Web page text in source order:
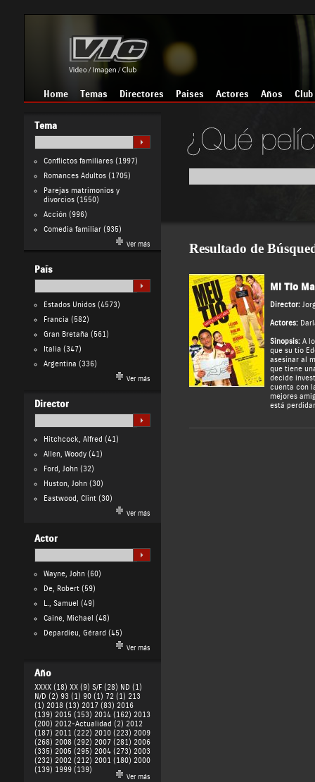
Home Temas Directores Países Actores Años Club
Tema
Conflictos familiares(1997)
Romances Adultos(1705)
Parejas matrimonios y
divorcios(1550)
Acción(996)
Comedia familiar(935)
Ver más
País
Estados Unidos(4573)
Francia (582)
Gran Bretaña (561)
Italia (347)
Argentina (336)
Ver más
Director
Hitchcock, Alfred (41)
Allen, Woody(41)
Ford, John(32)
Huston, John(30)
Eastwood, Clint(30)
Ver más
Actor
Wayne, John(60)
De, Robert(59)
L., Samuel (49)
Caine, Michael (48)
Depardieu, Gérard (45)
Ver más
Año
XXXX (18) XX (9) S/F (28) ND (1)
N/D (2) 93 (1) 90 (1) 72 (1) 213
(1) 2018 (13) 2017 (83) 2016
(139) 2015 (153) 2014 (162) 2013
(200) 2012-Actualidad (2) 2012
(187) 2011 (222) 2010 (223) 2009
(268) 2008 (292) 2007 (281) 2006
(335) 2005 (295) 2004 (273) 2003
(232) 2002 (212) 2001 (180) 2000
(139) 1999 (139)
Ver más
Resultado de
Mi Tio
Director:
Actores:
Sinopsis:A
que su tío
asesinar al
que tiene
decide
cuenta con
mejores
está